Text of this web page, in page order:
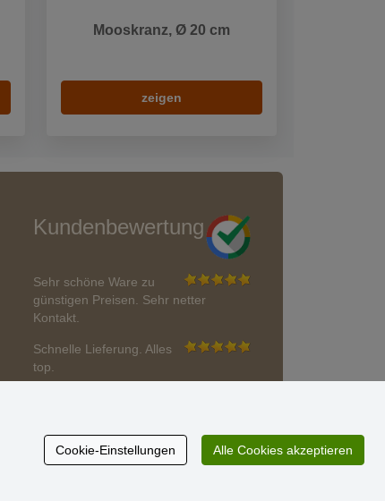
Mooskranz, Ø 20 cm
zeigen
Kundenbewertung
Sehr schöne Ware zu
günstigen Preisen. Sehr netter
Kontakt.
Schnelle Lieferung. Alles
top.
Cookie-Einstellungen Alle Cookies akzeptieren